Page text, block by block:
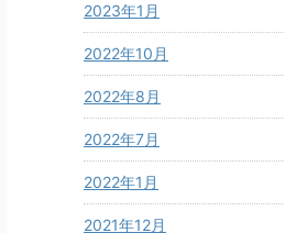
2023年1月
2022年10月
2022年8月
2022年7月
2022年1月
2021年12月